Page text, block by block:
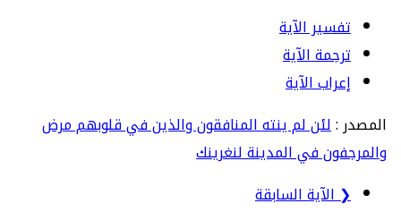
تفسير الآية
ترجمة الآية
إعراب الآية
المصدر :لئن لم ينته المنافقون والذين في قلوبهم مرض
والمرجفون في المدينة لنغرينك
❮ الآية السابقة